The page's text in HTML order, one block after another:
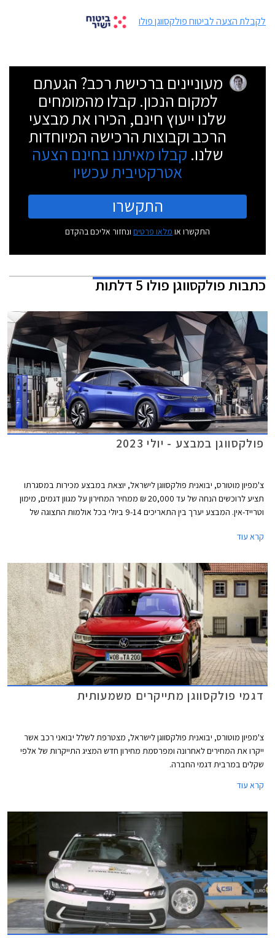
לקבלת הצעה לביטוח פולקסווגן פולו
מעוניינים ברכישת רכב? הגעתם
למקום הנכון. קבלו מהמומחים
שלנו ייעוץ חינם, הכירו את מבצעי
הרכב וקבוצות הרכישה המיוחדות
שלנו. קבלו מאיתנו בחינם הצעה
אטרקטיבית עכשיו
התקשרו
התקשרו או מלאו פרטים ונחזור אליכם בהקדם
כתבותפולקסווגן פולו 5 דלתות
פולקסווגן במבצע - יולי 2023
צ'מפיון מוטורס, יבואנית פולקסווגן לישראל, יוצאת במבצע מכירות במסגרתו
תציע לרוכשים הנחה של עד 20,000 ₪ ממחיר המחירון על מגוון דגמים, מימון
וטרייד-אין. המבצע יערך בין התאריכים 9-14 ביולי בכל אולמות התצוגה של
קרא עוד
דגמי פולקסווגן מתייקרים משמעותית
צ'מפיון מוטורס, יבואנית פולקסווגן לישראל, מצטרפת לשלל יבואני רכב אשר
ייקרו את המחירים לאחרונה ומפרסמת מחירון חדש המציג התייקרות של אלפי
שקלים במרבית דגמי החברה.
קרא עוד